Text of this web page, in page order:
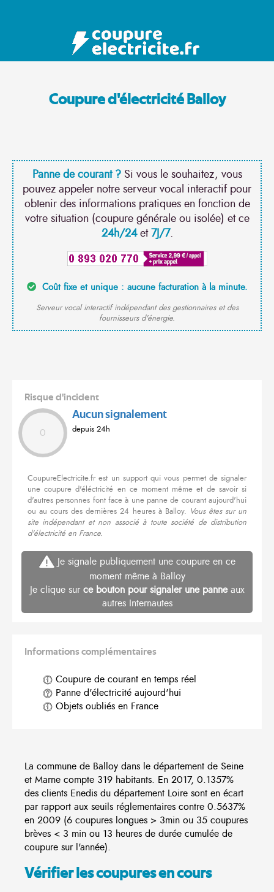
Coupure d'électricité Balloy
Panne de courant ?Si vous le souhaitez, vous
pouvez appeler notre serveur vocal interactif pour
obtenir des informations pratiques en fonction de
votre situation (coupure générale ou isolée) et ce
24h/24et7J/7.
Coût fixe et unique : aucune facturation à la minute.
Serveur vocal interactif indépendant des gestionnaires et des
fournisseurs d'énergie.
Risque d'incident
0
Aucun signalement
depuis 24h
CoupureElectricite.fr est un support qui vous permet de signaler
une coupure d'éléctricité en ce moment même et de savoir si
d'autres personnes font face à une panne de courant aujourd'hui
ou au cours des dernières 24 heures à Balloy. Vous êtes sur un
site indépendant et non associé à toute société de distribution
d'électricité en France.
Je signale publiquement une coupure en ce
moment même à Balloy
Je clique sur ce bouton pour signaler une panneaux
autres Internautes
Informations complémentaires
Coupure de courant en temps réel
Panne d'électricité aujourd'hui
Objets oubliés en France
La commune de Balloy dans le département de Seine
et Marne compte 319 habitants. En 2017, 0.1357%
des clients Enedis du département Loire sont en écart
par rapport aux seuils réglementaires contre 0.5637%
en 2009 (6 coupures longues > 3min ou 35 coupures
brèves < 3 min ou 13 heures de durée cumulée de
coupure sur l'année).
Vérifier les coupures en cours